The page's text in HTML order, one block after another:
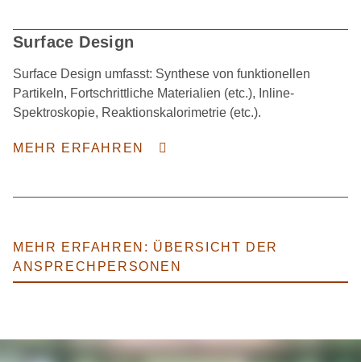
Surface Design
Surface Design umfasst: Synthese von funktionellen
Partikeln, Fortschrittliche Materialien (etc.), Inline-
Spektroskopie, Reaktionskalorimetrie (etc.).
MEHR ERFAHREN
MEHR ERFAHREN: ÜBERSICHT DER
ANSPRECHPERSONEN